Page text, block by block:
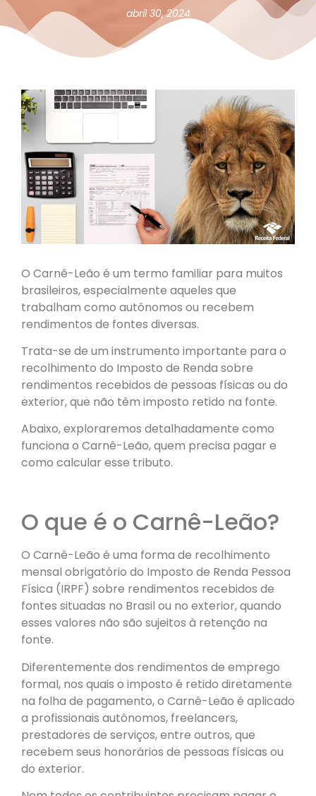
abril 30, 2024
O Carnê-Leão é um termo familiar para muitos
brasileiros, especialmente aqueles que
trabalham como autônomos ou recebem
rendimentos de fontes diversas.
Trata-se de um instrumento importante para o
recolhimento do Imposto de Renda sobre
rendimentos recebidos de pessoas físicas ou do
exterior, que não têm imposto retido na fonte.
Abaixo, exploraremos detalhadamente como
funciona o Carnê-Leão, quem precisa pagar e
como calcular esse tributo.
O que é o Carnê-Leão?
O Carnê-Leão é uma forma de recolhimento
mensal obrigatório do Imposto de Renda Pessoa
Física (IRPF) sobre rendimentos recebidos de
fontes situadas no Brasil ou no exterior, quando
esses valores não são sujeitos à retenção na
fonte.
Diferentemente dos rendimentos de emprego
formal, nos quais o imposto é retido diretamente
na folha de pagamento, o Carnê-Leão é aplicado
a profissionais autônomos, freelancers,
prestadores de serviços, entre outros, que
recebem seus honorários de pessoas físicas ou
do exterior.